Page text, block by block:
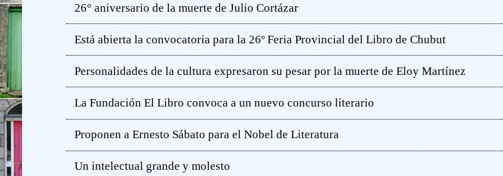
26° aniversario de la muerte de Julio Cortázar
Está abierta la convocatoria para la 26º Feria Provincial del Libro de Chubut
Personalidades de la cultura expresaron su pesar por la muerte de Eloy Martínez
La Fundación El Libro convoca a un nuevo concurso literario
Proponen a Ernesto Sábato para el Nobel de Literatura
Un intelectual grande y molesto